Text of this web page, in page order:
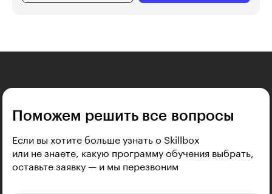
Поможем решить все вопросы
Если вы хотите больше узнать о Skillbox
или не знаете, какую программу обучения выбрать,
оставьте заявку — и мы перезвоним